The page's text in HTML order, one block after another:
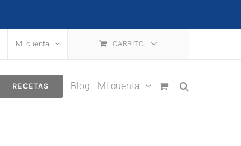
Mi cuenta CARRITO
RECETAS Blog Mi cuenta